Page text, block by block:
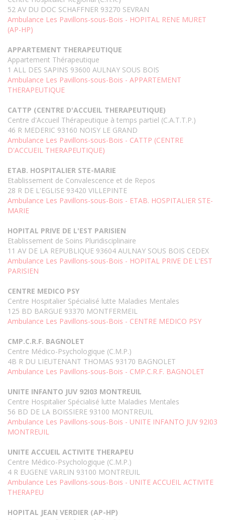
52 AV DU DOC SCHAFFNER 93270 SEVRAN
Ambulance Les Pavillons-sous-Bois - HOPITAL RENE MURET
(AP-HP)
APPARTEMENT THERAPEUTIQUE
Appartement Thérapeutique
1 ALL DES SAPINS 93600 AULNAY SOUS BOIS
Ambulance Les Pavillons-sous-Bois - APPARTEMENT
THERAPEUTIQUE
CATTP (CENTRE D'ACCUEIL THERAPEUTIQUE)
Centre d'Accueil Thérapeutique à temps partiel (C.A.T.T.P.)
46 R MEDERIC 93160 NOISY LE GRAND
Ambulance Les Pavillons-sous-Bois - CATTP (CENTRE
D'ACCUEIL THERAPEUTIQUE)
ETAB. HOSPITALIER STE-MARIE
Etablissement de Convalescence et de Repos
28 R DE L'EGLISE 93420 VILLEPINTE
Ambulance Les Pavillons-sous-Bois - ETAB. HOSPITALIER STE-
MARIE
HOPITAL PRIVE DE L'EST PARISIEN
Etablissement de Soins Pluridisciplinaire
11 AV DE LA REPUBLIQUE 93604 AULNAY SOUS BOIS CEDEX
Ambulance Les Pavillons-sous-Bois - HOPITAL PRIVE DE L'EST
PARISIEN
CENTRE MEDICO PSY
Centre Hospitalier Spécialisé lutte Maladies Mentales
125 BD BARGUE 93370 MONTFERMEIL
Ambulance Les Pavillons-sous-Bois - CENTRE MEDICO PSY
CMP.C.R.F. BAGNOLET
Centre Médico-Psychologique (C.M.P.)
4B R DU LIEUTENANT THOMAS 93170 BAGNOLET
Ambulance Les Pavillons-sous-Bois - CMP.C.R.F. BAGNOLET
UNITE INFANTO JUV 92I03 MONTREUIL
Centre Hospitalier Spécialisé lutte Maladies Mentales
56 BD DE LA BOISSIERE 93100 MONTREUIL
Ambulance Les Pavillons-sous-Bois - UNITE INFANTO JUV 92I03
MONTREUIL
UNITE ACCUEIL ACTIVITE THERAPEU
Centre Médico-Psychologique (C.M.P.)
4 R EUGENE VARLIN 93100 MONTREUIL
Ambulance Les Pavillons-sous-Bois - UNITE ACCUEIL ACTIVITE
THERAPEU
HOPITAL JEAN VERDIER (AP-HP)